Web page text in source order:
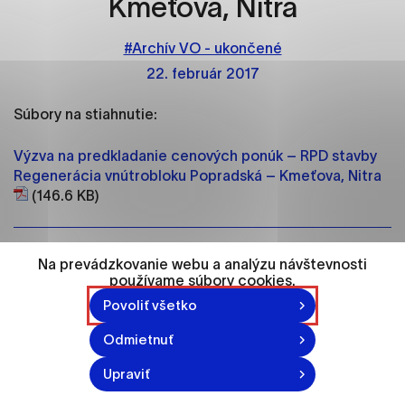
Kmeťova, Nitra
22. február 2017
#Archív VO - ukončené
Súbory na stiahnutie:
Výzva na predkladanie cenových ponúk – RPD stavby
Regenerácia vnútrobloku Popradská – Kmeťova, Nitra
(146.6 KB)
Vytvorené: 22. 2. 2017
Na prevádzkovanie webu a analýzu návštevnosti
používame súbory cookies.
Povoliť všetko
Odmietnuť
Upraviť
ako je navigácia na stránke a prístup k
týchto súborov cookie nemôže web správne
Analytické cookies
stránok pochopiť, ako návštevníci stránok stránku
používajú, aby mohol stránky optimalizovať a
ponúknuť im lepšiu skúsenosť. Všetky dáta sa
konkrétnou osobou.
Označiť všetko
Uložiť nastavenia
Viac informácií